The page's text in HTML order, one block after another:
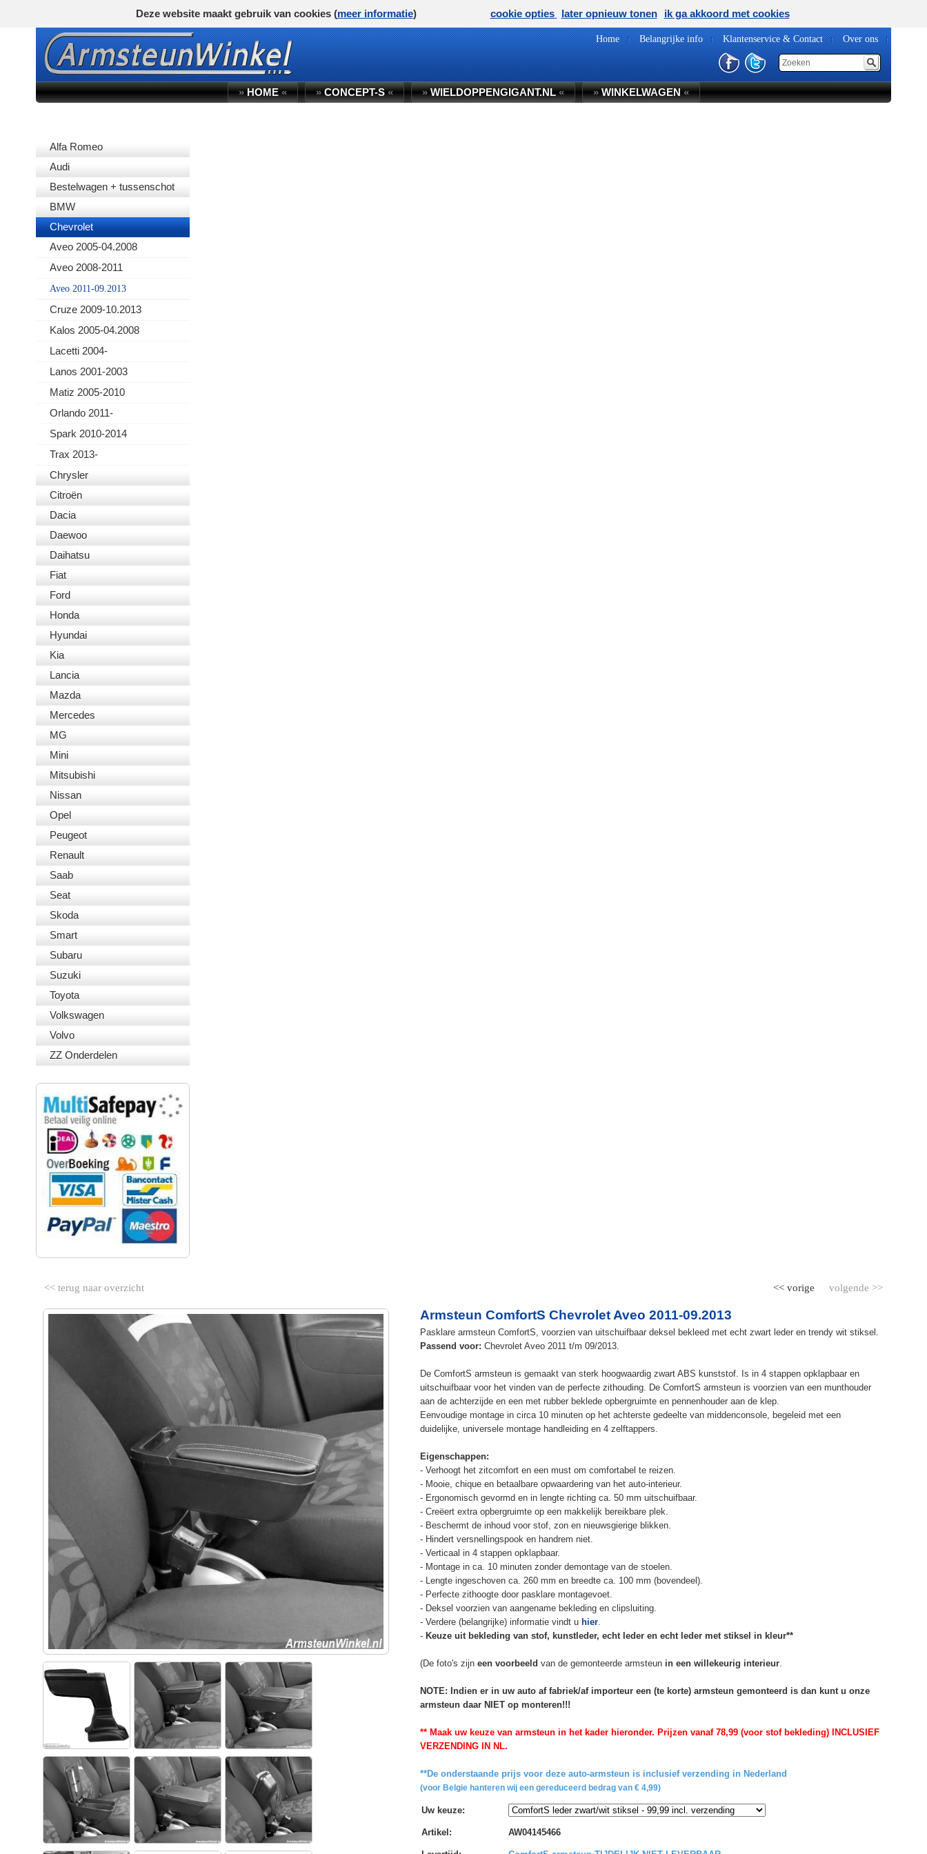
Home Belangrijke info Klantenservice & Contact Over ons
»HOME« »CONCEPT-S« »WIELDOPPENGIGANT.NL« »WINKELWAGEN«
Alfa Romeo
Audi
Bestelwagen + tussenschot
BMW
Chevrolet
Aveo 2005-04.2008
Aveo 2008-2011
Aveo 2011-09.2013
Cruze 2009-10.2013
Kalos 2005-04.2008
Lacetti 2004-
Lanos 2001-2003
Matiz 2005-2010
Orlando 2011-
Spark 2010-2014
Trax 2013-
Chrysler
Citroën
Dacia
Daewoo
Daihatsu
Fiat
Ford
Honda
Hyundai
Kia
Lancia
Mazda
Mercedes
MG
Mini
Mitsubishi
Nissan
Opel
Peugeot
Renault
Saab
Seat
Skoda
Smart
Subaru
Suzuki
Toyota
Volkswagen
Volvo
ZZ Onderdelen
<< terug naar overzicht volgende >>
<< vorige
Armsteun ComfortS Chevrolet Aveo 2011-09.2013
Pasklare armsteun ComfortS, voorzien van uitschuifbaar deksel bekleed met echt zwart leder en trendy wit stiksel.
Passend voor: Chevrolet Aveo 2011 t/m 09/2013.
De ComfortS armsteun is gemaakt van sterk hoogwaardig zwart ABS kunststof. Is in 4 stappen opklapbaar en
uitschuifbaar voor het vinden van de perfecte zithouding. De ComfortS armsteun is voorzien van een munthouder
aan de achterzijde en een met rubber beklede opbergruimte en pennenhouder aan de klep.
Eenvoudige montage in circa 10 minuten op het achterste gedeelte van middenconsole, begeleid met een
duidelijke, universele montage handleiding en 4 zelftappers.
Eigenschappen:
- Verhoogt het zitcomfort en een must om comfortabel te reizen.
- Mooie, chique en betaalbare opwaardering van het auto-interieur.
- Ergonomisch gevormd en in lengte richting ca. 50 mm uitschuifbaar.
- Creëert extra opbergruimte op een makkelijk bereikbare plek.
- Beschermt de inhoud voor stof, zon en nieuwsgierige blikken.
- Hindert versnellingspook en handrem niet.
- Verticaal in 4 stappen opklapbaar.
- Montage in ca. 10 minuten zonder demontage van de stoelen.
- Lengte ingeschoven ca. 260 mm en breedte ca. 100 mm (bovendeel).
- Perfecte zithoogte door pasklare montagevoet.
- Deksel voorzien van aangename bekleding en clipsluiting.
- Verdere (belangrijke) informatie vindt u hier.
- Keuze uit bekleding van stof, kunstleder, echt leder en echt leder met stiksel in kleur**
(De foto's zijn een voorbeeld van de gemonteerde armsteun in een willekeurig interieur.
NOTE: Indien er in uw auto af fabriek/af importeur een (te korte) armsteun gemonteerd is dan kunt u onze
armsteun daar NIET op monteren!!!
** Maak uw keuze van armsteun in het kader hieronder. Prijzen vanaf 78,99 (voor stof bekleding) INCLUSIEF
VERZENDING IN NL.
**De onderstaande prijs voor deze auto-armsteun is inclusief verzending in Nederland
(voor Belgie hanteren wij een gereduceerd bedrag van € 4,99)
Uw keuze:
Artikel : AW04145466
Deze website maakt gebruik van cookies (meer informatie) cookie opties later opnieuw tonen ik ga akkoord met cookies